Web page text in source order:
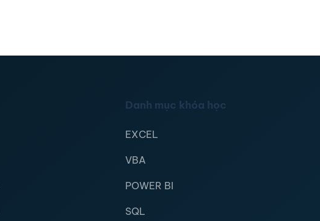
Danh mục khóa học
EXCEL
VBA
POWER BI
SQL